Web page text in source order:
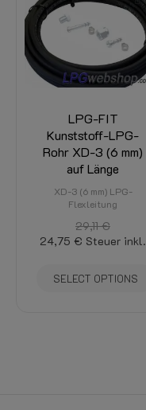
LPG-FIT
Kunststoff-LPG-
Rohr XD-3 (6 mm)
auf Länge
XD-3 (6 mm) LPG-
Flexleitung
29,11 €
24,75 € Steuer inkl.
SELECT OPTIONS